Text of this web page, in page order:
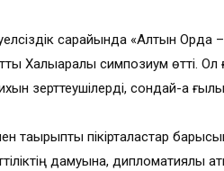
сарайында «Алтын Орда
Халықаралық симпозиум өтті.
зерттеушілерді, сондай-ақ
тақырыптық пікірталастар
дамуына, дипломатиялық